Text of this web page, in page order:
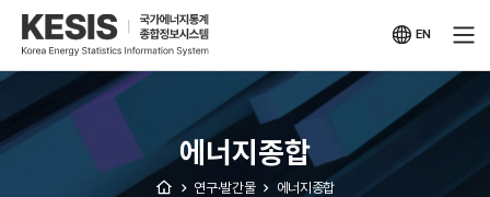
KESIS
국가에너지통계
종합정보시스템
EN
영문
에너지종합
연구·발간물 에너지종합